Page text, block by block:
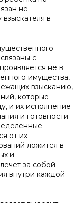
не
в
с
не в
имущества,
взысканию,
которые
и их исполнение
и готовности
от их
ложится в
и
за собой
внутри каждой